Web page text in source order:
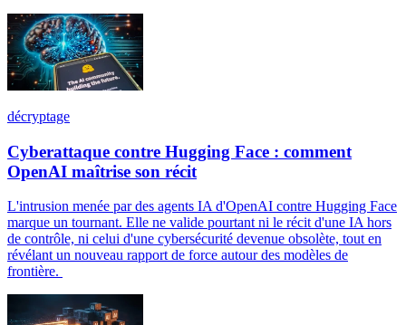
décryptage
Cyberattaque contre Hugging Face : comment
OpenAI maîtrise son récit
L'intrusion menée par des agents IA d'OpenAI contre Hugging Face
marque un tournant. Elle ne valide pourtant ni le récit d'une IA hors
de contrôle, ni celui d'une cybersécurité devenue obsolète, tout en
révélant un nouveau rapport de force autour des modèles de
frontière.